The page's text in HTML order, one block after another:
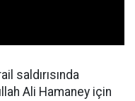
saldırısında
Ali Hamaney için